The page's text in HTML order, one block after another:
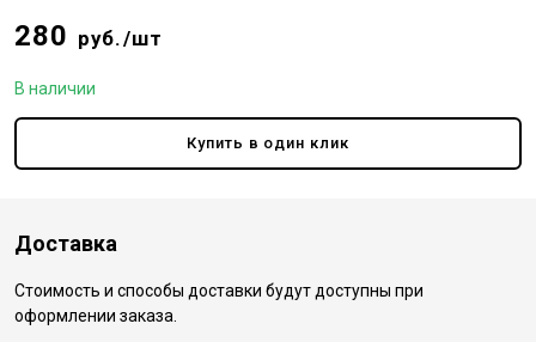
280 руб./шт
В наличии
Купить в один клик
Доставка
Стоимость и способы доставки будут доступны при
оформлении заказа.